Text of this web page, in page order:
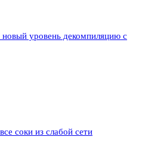
уровень декомпиляцию с
соки из слабой сети